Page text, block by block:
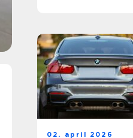
02. april 2026